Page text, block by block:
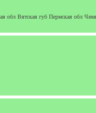
обл Вятская губ Пермская обл